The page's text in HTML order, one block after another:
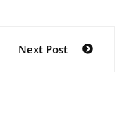
Next Post